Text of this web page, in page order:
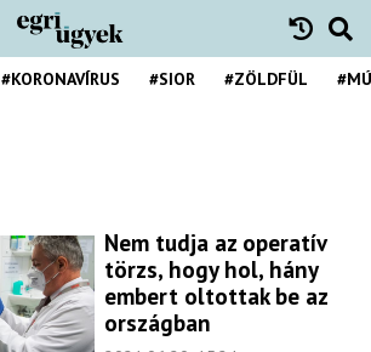
#KORONAVÍRUS #SIOR #ZÖLDFÜL
Nem tudja az operatív
törzs, hogy hol, hány
embert oltottak be az
országban